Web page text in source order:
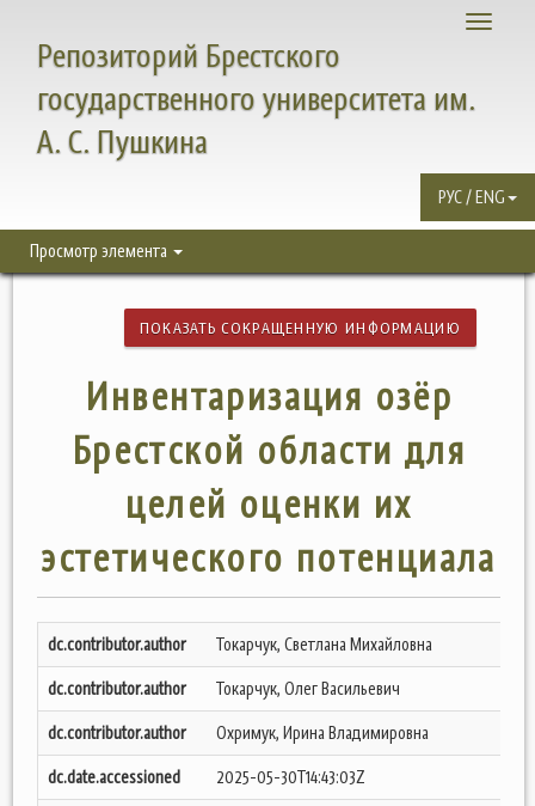
Toggle
Репозиторий Брестского
государственного университета им.
А. С. Пушкина
РУС / ENG
Просмотр элемента
ПОКАЗАТЬ СОКРАЩЕННУЮ ИНФОРМАЦИЮ
Инвентаризация озёр
Брестской области для
целей оценки их
эстетического потенциала
dc.contributor.author
Токарчук, Светлана Михайловна
dc.contributor.author
Токарчук, Олег Васильевич
dc.contributor.author
Охримук, Ирина Владимировна
dc.date.accessioned
2025-05-30T14:43:03Z